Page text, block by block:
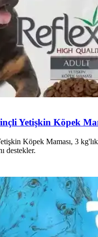
Yetişkin Köpek
Köpek Maması, 3
destekler.